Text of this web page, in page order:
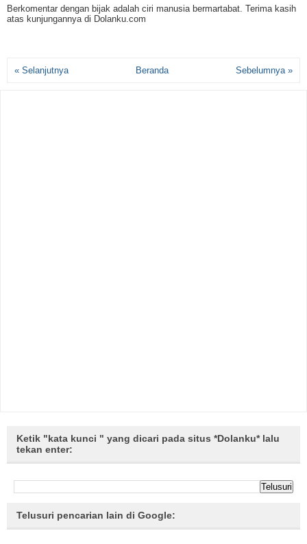
Berkomentar dengan bijak adalah ciri manusia bermartabat. Terima kasih
atas kunjungannya di Dolanku.com
« Selanjutnya Sebelumnya »
Beranda
Ketik "kata kunci " yang dicari pada situs *Dolanku* lalu
tekan enter:
Telusuri pencarian lain di Google: